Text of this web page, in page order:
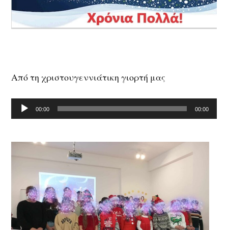
Από τη χριστουγεννιάτικη γιορτή μας
Πρόγραμμα
Αναπαραγωγής
00:00 00:00